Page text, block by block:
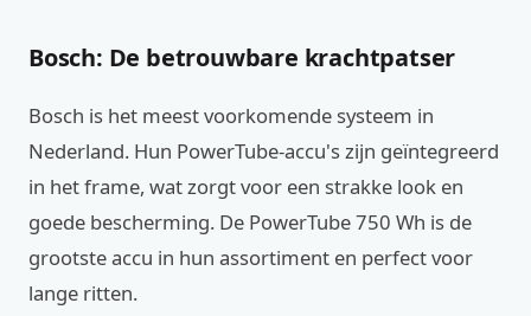
Bosch: De betrouwbare krachtpatser
Bosch is het meest voorkomende systeem in
Nederland. Hun PowerTube-accu's zijn geïntegreerd
in het frame, wat zorgt voor een strakke look en
goede bescherming. De PowerTube 750 Wh is de
grootste accu in hun assortiment en perfect voor
lange ritten.